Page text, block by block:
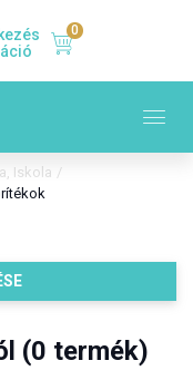
0
Iskola /
(0 termék)